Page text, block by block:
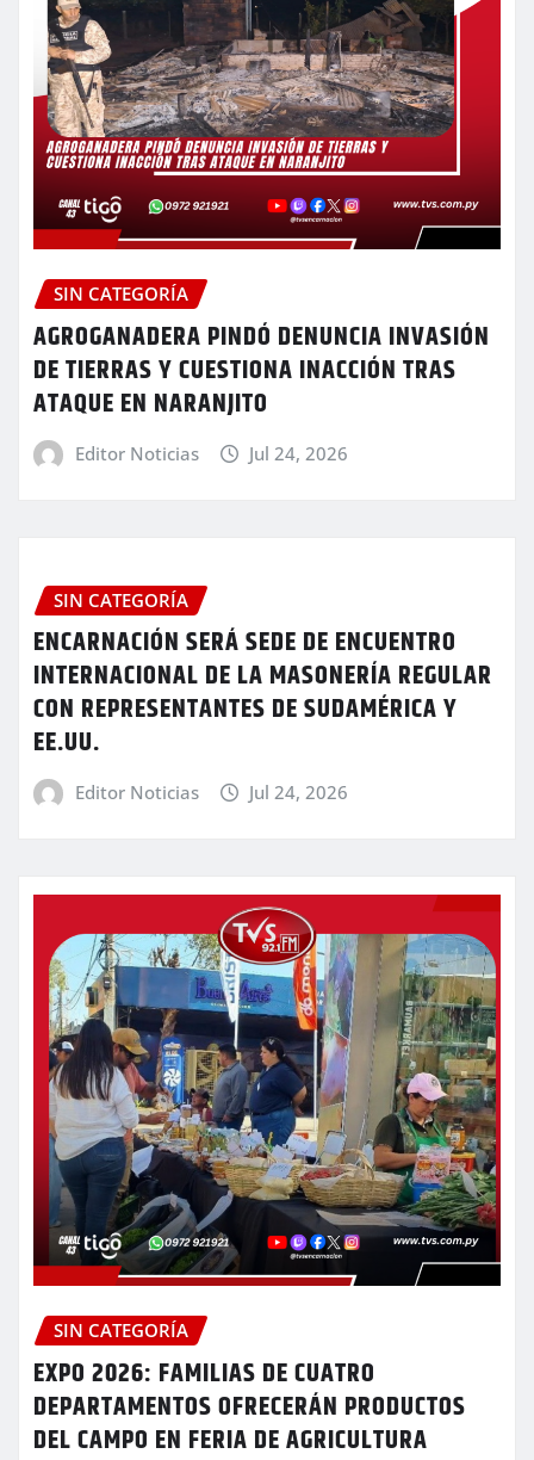
SIN CATEGORÍA
AGROGANADERA PINDÓ DENUNCIA INVASIÓN
DE TIERRAS Y CUESTIONA INACCIÓN TRAS
ATAQUE EN NARANJITO
Editor Noticias Jul 24, 2026
SIN CATEGORÍA
ENCARNACIÓN SERÁ SEDE DE ENCUENTRO
INTERNACIONAL DE LA MASONERÍA REGULAR
CON REPRESENTANTES DE SUDAMÉRICA Y
EE.UU.
Editor Noticias Jul 24, 2026
SIN CATEGORÍA
EXPO 2026: FAMILIAS DE CUATRO
DEPARTAMENTOS OFRECERÁN PRODUCTOS
DEL CAMPO EN FERIA DE AGRICULTURA